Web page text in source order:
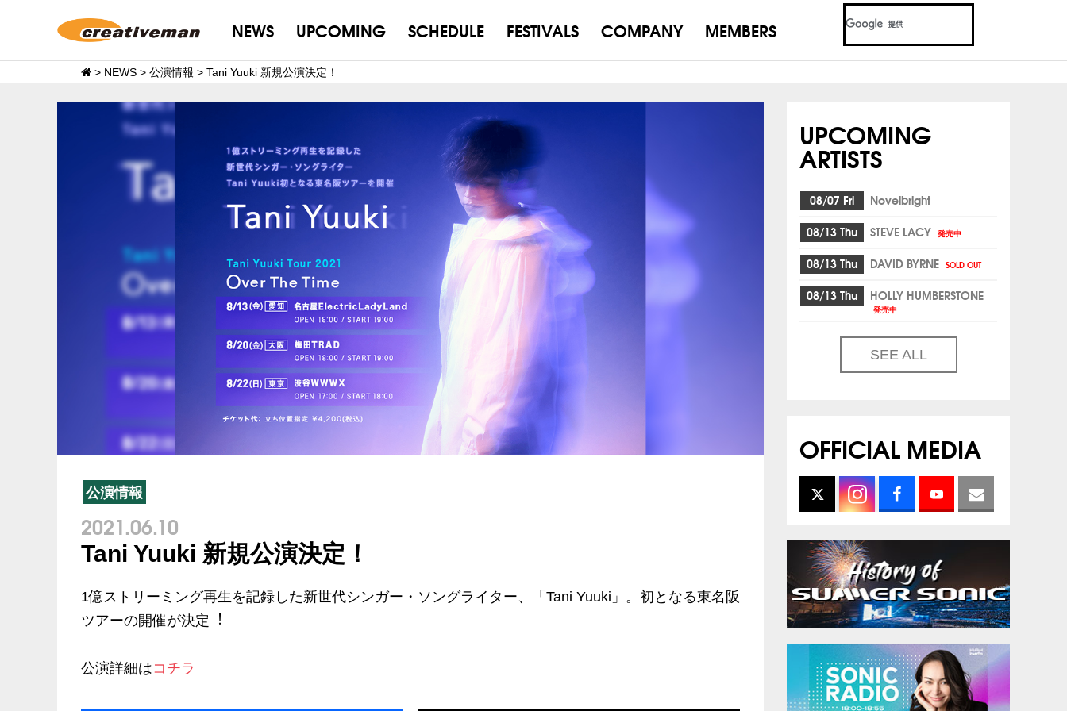
NEWS UPCOMING SCHEDULE FESTIVALS COMPANY MEMBERS
> NEWS > 公演情報 > Tani Yuuki 新規公演決定！
公演情報
2021.06.10
Tani Yuuki 新規公演決定！
1億ストリーミング再⽣を記録した新世代シンガー・ソングライター、「Tani Yuuki」。初となる東名阪
ツアーの開催が決定︕
公演詳細はコチラ
UPCOMING
ARTISTS
08/07 Fri
Novelbright
08/13 Thu
STEVE LACY 発売中
08/13 Thu DAVID BYRNE SOLD OUT
08/13 Thu HOLLY HUMBERSTONE
発売中
SEE ALL
OFFICIAL MEDIA